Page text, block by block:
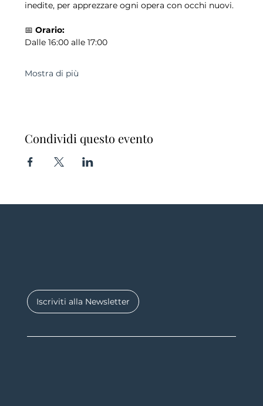
inedite, per apprezzare ogni opera con occhi nuovi.
📅 Orario:
Dalle 16:00 alle 17:00
Mostra di più
Condividi questo evento
Iscriviti alla Newsletter